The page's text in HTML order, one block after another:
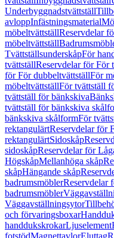
Underbyggnadstvättställ
avloppInfästningsmaterial
möbeltvättställReservdelar
möbeltvättställ
TvättställsunderskåpFör
tvättställReservdelar för För
för För dubbeltvättställFör
möbeltvättställFör tvättställ
tvättställ för bänkskiva
tvättställ för bänkskiva
bänkskiva skålformFör
rektangulärtReservdelar för
rektangulärtSidoskåp
sidoskåpReservdelar för
HögskåpMellanhöga skåp
skåpHängande skåp
badrumsmöblerReservdelar
badrumsmöbler
Väggavställningsytor
och förvaringsboxar
handdukskrokarLjuselement
fotstödMagnettavlorEluttag